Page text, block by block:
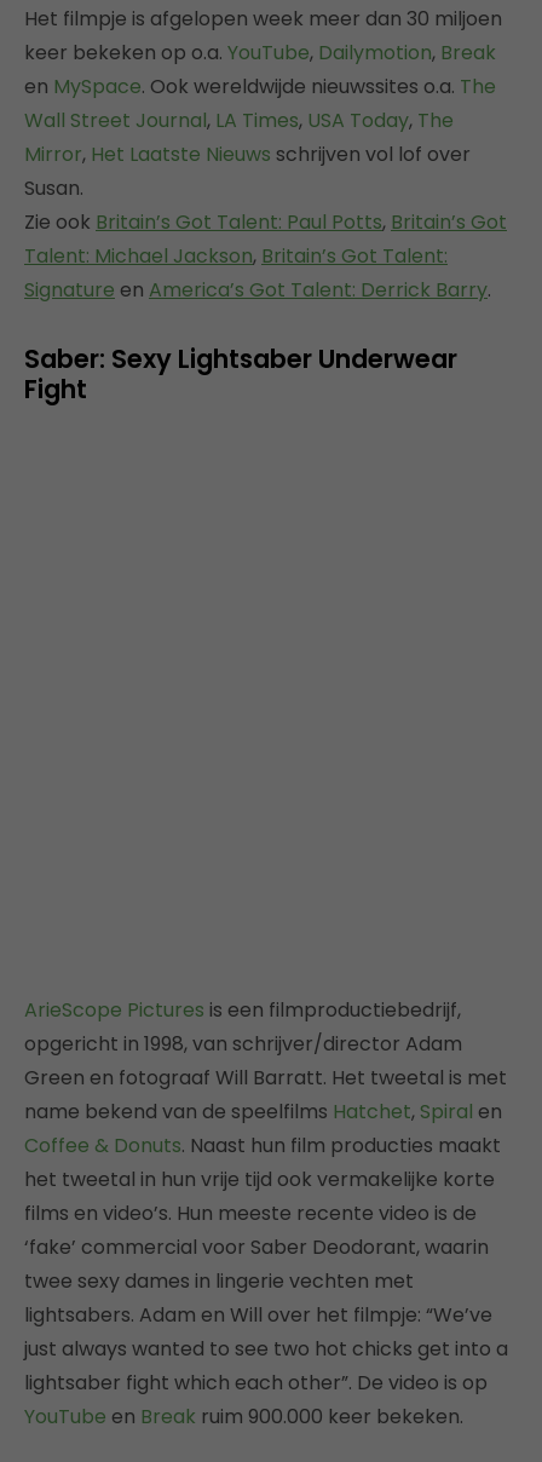
Het filmpje is afgelopen week meer dan 30 miljoen
keer bekeken op o.a. YouTube, Dailymotion, Break
en MySpace. Ook wereldwijde nieuwssites o.a. The
Wall Street Journal, LA Times, USA Today, The
Mirror, Het Laatste Nieuws schrijven vol lof over
Susan.
Zie ook Britain’s Got Talent: Paul Potts, Britain’s Got
Talent: Michael Jackson, Britain’s Got Talent:
Signature en America’s Got Talent: Derrick Barry.
Saber: Sexy Lightsaber Underwear
Fight
ArieScope Pictures is een filmproductiebedrijf,
opgericht in 1998, van schrijver/director Adam
Green en fotograaf Will Barratt. Het tweetal is met
name bekend van de speelfilms Hatchet, Spiral en
Coffee & Donuts. Naast hun film producties maakt
het tweetal in hun vrije tijd ook vermakelijke korte
films en video’s. Hun meeste recente video is de
‘fake’ commercial voor Saber Deodorant, waarin
twee sexy dames in lingerie vechten met
lightsabers. Adam en Will over het filmpje: “We’ve
just always wanted to see two hot chicks get into a
lightsaber fight which each other”. De video is op
YouTube en Break ruim 900.000 keer bekeken.